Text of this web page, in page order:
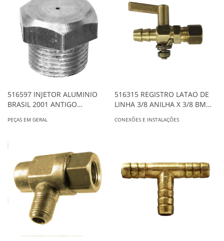
516597 INJETOR ALUMINIO
BRASIL 2001 ANTIGO
PEÇAS EM GERAL
516315 REGISTRO LATAO DE
LINHA 3/8 ANILHA X 3/8 BM
CONEXÕES E INSTALAÇÕES